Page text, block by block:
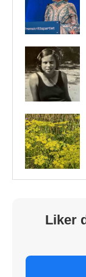
Liker